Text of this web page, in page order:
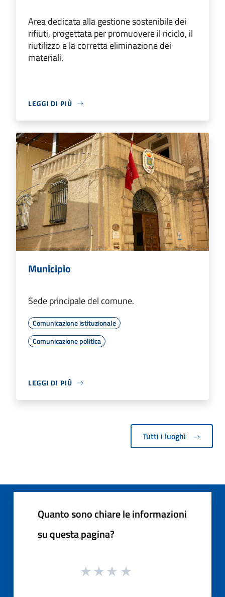
Area dedicata alla gestione sostenibile dei
rifiuti, progettata per promuovere il riciclo, il
riutilizzo e la corretta eliminazione dei
materiali.
LEGGI DI PIÙ
Municipio
Sede principale del comune.
Comunicazione istituzionale
Comunicazione politica
LEGGI DI PIÙ
Tutti i luoghi
Quanto sono chiare le informazioni
su questa pagina?